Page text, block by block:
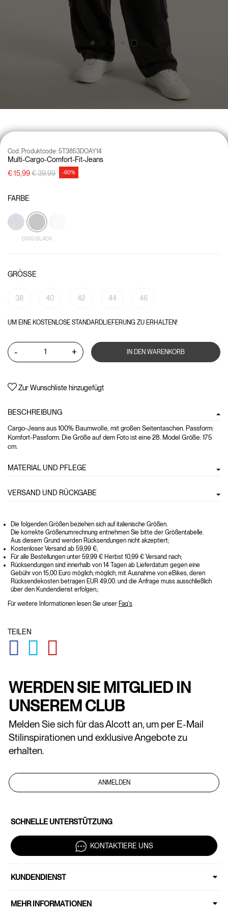
Multi-Cargo-Comfort-Fit-Jeans
Cod. Produktcode: 5T3853DOAY14
€ 15,99Preisreduzierung von
€ 39,99auf-60%
FARBE
D000 BLACK
GRÖSSE
38 40 42 44 46
UM EINE KOSTENLOSE STANDARDLIEFERUNG ZU ERHALTEN!
- + IN DEN WARENKORB
Zur Wunschliste hinzugefügt
BESCHREIBUNG
Cargo-Jeans aus 100% Baumwolle, mit großen Seitentaschen. Passform:
Komfort-Passform. Die Größe auf dem Foto ist eine 28. Model Größe: 175
cm.
MATERIAL UND PFLEGE
VERSAND UND RÜCKGABE
Die folgenden Größen beziehen sich auf italienische Größen.
Die korrekte Größenumrechnung entnehmen Sie bitte der Größentabelle.
Aus diesem Grund werden Rücksendungen nicht akzeptiert;
Kostenloser Versand ab 59,99 €;
Für alle Bestellungen unter 59,99 € Herbst 10,99 € Versand nach;
Rücksendungen sind innerhalb von 14 Tagen ab Lieferdatum gegen eine
Gebühr von 15,00 Euro möglich; möglich, mit Ausnahme von eBikes, deren
Rücksendekosten betragen EUR 49,00. und die Anfrage muss ausschließlich
über den Kundendienst erfolgen.;
Für weitere Informationen lesen Sie unser Faq's
TEILEN
GLOBAL.SOCIALSHARE.FACEBOOK
GLOBAL.SOCIALSHARE.TWITTER
WERDEN SIE MITGLIED IN
UNSEREM CLUB
Melden Sie sich für das Alcott an, um per E-Mail
Stilinspirationen und exklusive Angebote zu
erhalten.
ANMELDEN
SCHNELLE UNTERSTÜTZUNG
KONTAKTIERE UNS
KUNDENDIENST
MEHR INFORMATIONEN